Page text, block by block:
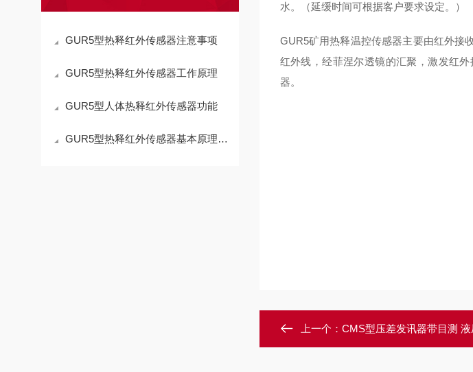
GUR5型热释红外传感器注意事项
GUR5型热释红外传感器工作原理
GUR5型人体热释红外传感器功能
GUR5型热释红外传感器基本原理及功能
水。（延缓时间可根据客户要求设定。）
GUR5矿用热释温控传感器主要由红外接
红外线，经菲涅尔透镜的汇聚，激发红
器。
上一个： CMS型压差发讯器带目测 液压系统